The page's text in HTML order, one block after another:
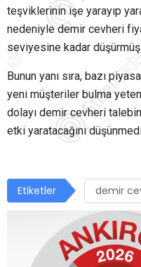
teşviklerinin işe yarayıp
nedeniyle demir cevheri
seviyesine kadar
Bunun yanı sıra, bazı
yeni müşteriler bulma
dolayı demir cevheri
etki yaratacağını
Etiketler demir